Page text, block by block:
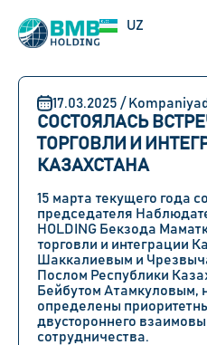
UZ
RU
17.03.2025 /
СОСТОЯЛАСЬ
ТОРГОВЛИ И
КАЗАХСТАНА
15 марта текущего года
председателя
HOLDING Бекзода
торговли и интеграции
Шаккалиевым и
Послом Республики
Бейбутом Атамкуловым,
определены
двустороннего
сотрудничества.